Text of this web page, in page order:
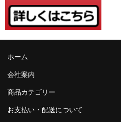
ホーム
会社案内
商品カテゴリー
お支払い・配送について